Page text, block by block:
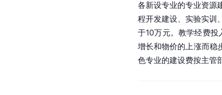
各新设专业的专业资源
程开发建设、实验实训
于10万元。教学经费
增长和物价的上涨而稳
色专业的建设费按主管